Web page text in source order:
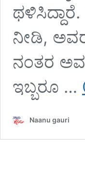
ನೀಡಿ, ಅವರ
ನಂತರ
ಇಬ್ಬರೂ …
Naanu gauri